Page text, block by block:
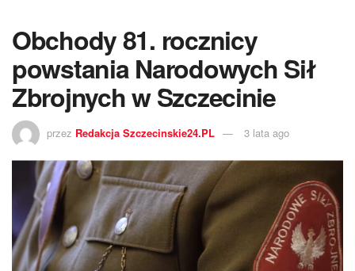
Obchody 81. rocznicy
powstania Narodowych Sił
Zbrojnych w Szczecinie
przez Redakcja Szczecinskie24.PL 3 lata ago